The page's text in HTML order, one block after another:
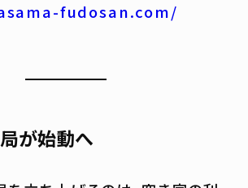
fudosan.com/
が始動へ